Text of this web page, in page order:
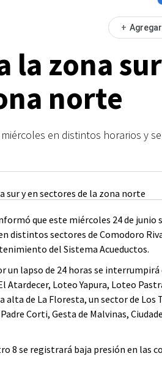
+
la zona
norte
en distintos horarios y
que este miércoles 24 de junio
distintos sectores de Comodoro
del Sistema Acueductos.
un lapso de 24 horas se
Atardecer, Loteo Yapura, Loteo
de La Floresta, un sector de Los
Corti, Gesta de Malvinas,
8 se registrará baja presión en las